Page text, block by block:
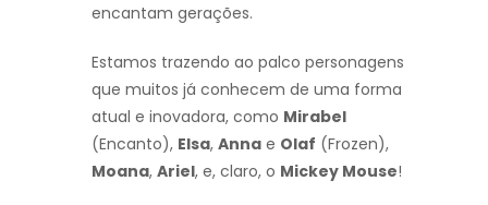
encantam gerações.
Estamos trazendo ao palco personagens
que muitos já conhecem de uma forma
atual e inovadora, como Mirabel
(Encanto), Elsa, Anna e Olaf (Frozen),
Moana, Ariel, e, claro, o Mickey Mouse!